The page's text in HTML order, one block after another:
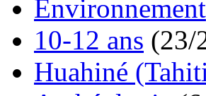
Environnement
10-12 ans (23/
Huahiné